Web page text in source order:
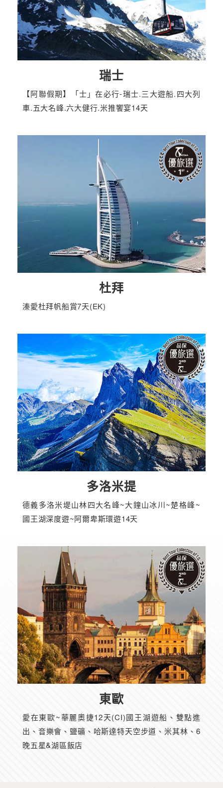
瑞士
【阿聯假期】「士」在必行-瑞士.三大遊船.四大列
車.五大名峰.六大健行.米推饗宴14天
杜拜
溱愛杜拜帆船賞7天(EK)
多洛米提
德義多洛米堤山林四大名峰~大鐘山冰川~楚格峰~
國王湖深度遊~阿爾卑斯環遊14天
東歐
愛在東歐~華麗奧捷12天(CI)國王湖遊船、雙點進
出、音樂會、鹽礦、哈斯達特天空步道、米其林、6
晚五星&湖區飯店